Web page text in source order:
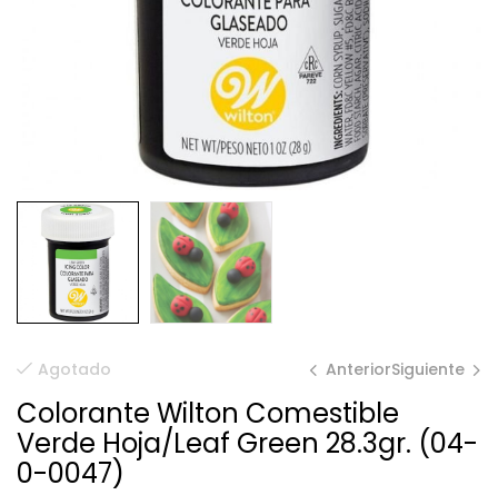
Agotado Anterior
$ 599.23
Siguiente
$ 90.11
Colorante Wilton Comestible
Verde Hoja/Leaf Green 28.3gr. (04-
0-0047)